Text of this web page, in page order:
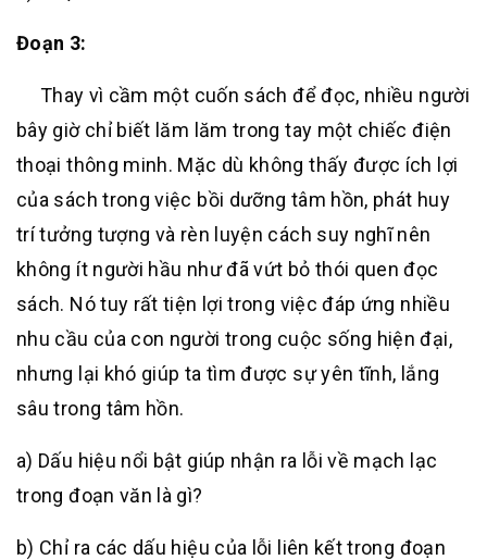
Đoạn 3:
Thay vì cầm một cuốn sách để đọc, nhiều người
bây giờ chỉ biết lăm lăm trong tay một chiếc điện
thoại thông minh. Mặc dù không thấy được ích lợi
của sách trong việc bồi dưỡng tâm hồn, phát huy
trí tưởng tượng và rèn luyện cách suy nghĩ nên
không ít người hầu như đã vứt bỏ thói quen đọc
sách. Nó tuy rất tiện lợi trong việc đáp ứng nhiều
nhu cầu của con người trong cuộc sống hiện đại,
nhưng lại khó giúp ta tìm được sự yên tĩnh, lắng
sâu trong tâm hồn.
a) Dấu hiệu nổi bật giúp nhận ra lỗi về mạch lạc
trong đoạn văn là gì?
b) Chỉ ra các dấu hiệu của lỗi liên kết trong đoạn